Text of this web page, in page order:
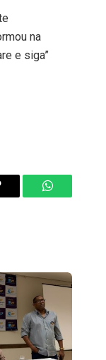
na
e siga”
WhatsApp